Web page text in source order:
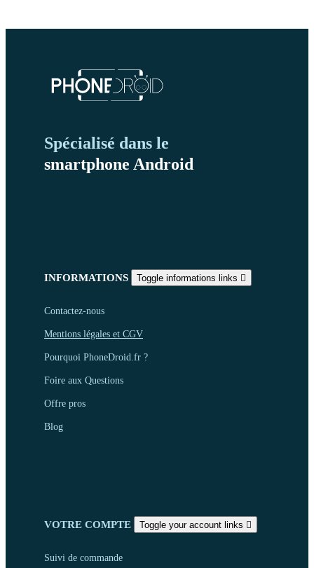
Spécialisé dans le
smartphone Android
INFORMATIONS Toggle informations links 
Contactez-nous
Mentions légales et CGV
Pourquoi PhoneDroid.fr ?
Foire aux Questions
Offre pros
Blog
VOTRE COMPTE Toggle your account links 
Suivi de commande